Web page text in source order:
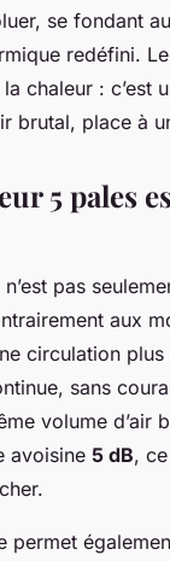
se fondant
redéfini.
chaleur :
brutal, place à
5 pales
pas
aux
circulation
sans
volume d’air
avoisine 5 dB,
permet